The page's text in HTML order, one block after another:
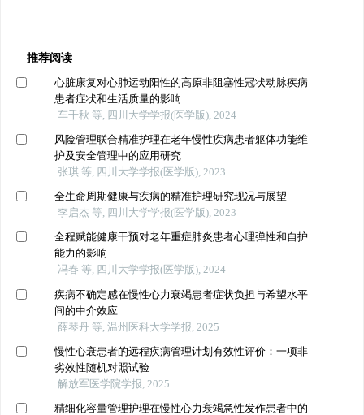
推荐阅读
心脏康复对心肺运动阳性的高原非阻塞性冠状动脉疾病
患者症状和生活质量的影响
车千秋 等, 四川大学学报(医学版), 2024
风险管理联合精准护理在老年慢性疾病患者躯体功能维
护及安全管理中的应用研究
张琪 等, 四川大学学报(医学版), 2023
全生命周期健康与疾病的精准护理研究现况与展望
李启杰 等, 四川大学学报(医学版), 2023
全程赋能健康干预对老年重症肺炎患者心理弹性和自护
能力的影响
冯春 等, 四川大学学报(医学版), 2024
疾病不确定感在慢性心力衰竭患者症状负担与希望水平
间的中介效应
薛琴丹 等, 温州医科大学学报, 2025
慢性心衰患者的远程疾病管理计划有效性评价：一项非
劣效性随机对照试验
解放军医学院学报, 2025
精细化容量管理护理在慢性心力衰竭急性发作患者中的